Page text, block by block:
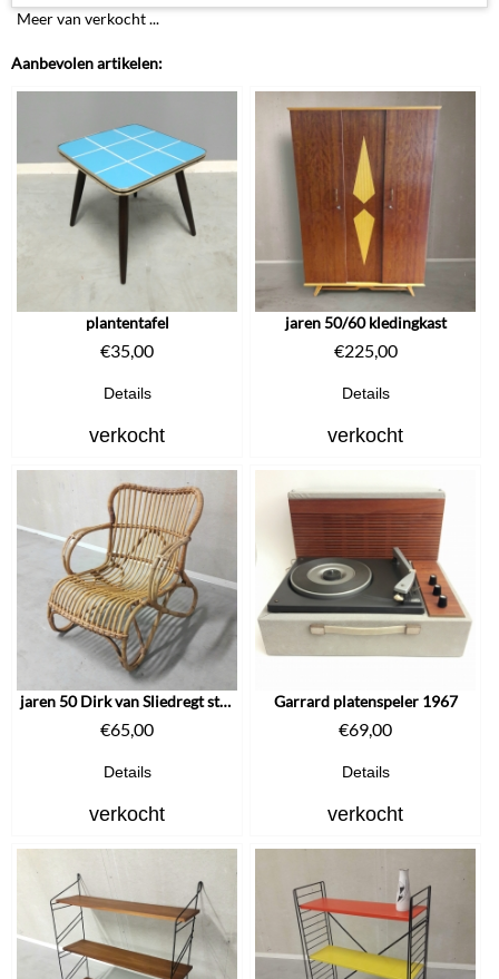
Meer van verkocht ...
Aanbevolen artikelen:
plantentafel
€35,00
Details
verkocht
jaren 50/60 kledingkast
€225,00
Details
verkocht
jaren 50 Dirk van Sliedregt stoel RB-2
€65,00
Details
verkocht
Garrard platenspeler 1967
€69,00
Details
verkocht